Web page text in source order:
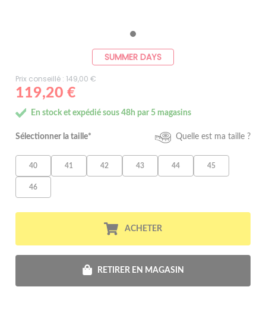
SUMMER DAYS
Prix conseillé : 149,00 €
119,20 €
En stock et expédié sous 48h par 5 magasins
Sélectionner la taille* Quelle est ma taille ?
40 41 42 43 44 45
46
ACHETER
RETIRER EN MAGASIN